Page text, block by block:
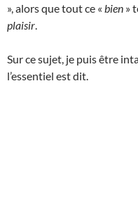
», alors que tout ce « bien »
plaisir
Sur ce sujet, je puis être
l’essentiel est dit.